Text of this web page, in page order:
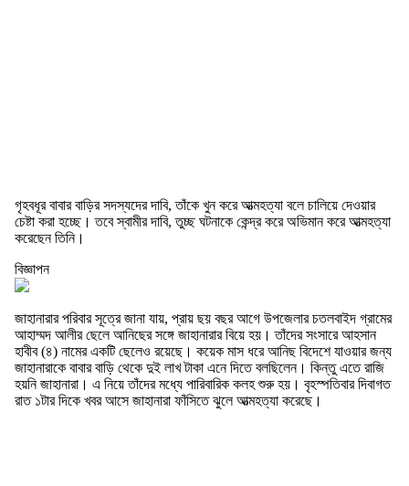
গৃহবধূর বাবার বাড়ির সদস্যদের দাবি, তাঁকে খুন করে আত্মহত্যা বলে চালিয়ে দেওয়ার
চেষ্টা করা হচ্ছে। তবে স্বামীর দাবি, তুচ্ছ ঘটনাকে কেন্দ্র করে অভিমান করে আত্মহত্যা
করেছেন তিনি।
বিজ্ঞাপন
জাহানারার পরিবার সূত্রে জানা যায়, প্রায় ছয় বছর আগে উপজেলার চতলবাইদ গ্রামের
আহাম্মদ আলীর ছেলে আনিছের সঙ্গে জাহানারার বিয়ে হয়। তাঁদের সংসারে আহসান
হাবীব (৪) নামের একটি ছেলেও রয়েছে। কয়েক মাস ধরে আনিছ বিদেশে যাওয়ার জন্য
জাহানারাকে বাবার বাড়ি থেকে দুই লাখ টাকা এনে দিতে বলছিলেন। কিন্তু এতে রাজি
হয়নি জাহানারা। এ নিয়ে তাঁদের মধ্যে পারিবারিক কলহ শুরু হয়। বৃহস্পতিবার দিবাগত
রাত ১টার দিকে খবর আসে জাহানারা ফাঁসিতে ঝুলে আত্মহত্যা করেছে।